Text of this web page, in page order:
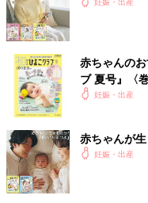
赤ちゃんの
ブ 夏号』〈
く！ おっぱ
妊娠・出産
赤ちゃんが
妊娠・出産